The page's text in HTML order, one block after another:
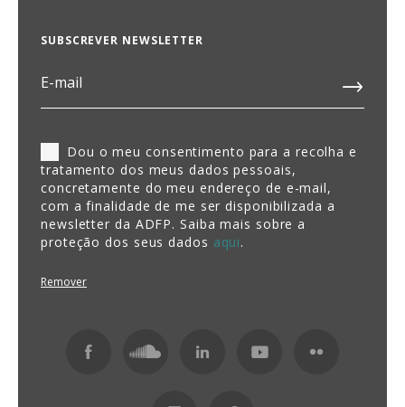
SUBSCREVER NEWSLETTER
Dou o meu consentimento para a recolha e
tratamento dos meus dados pessoais,
concretamente do meu endereço de e-mail,
com a finalidade de me ser disponibilizada a
newsletter da ADFP. Saiba mais sobre a
proteção dos seus dados aqui.
Remover